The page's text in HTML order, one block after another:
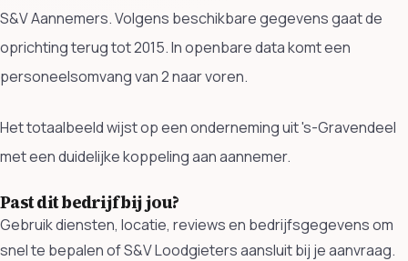
S&V Aannemers. Volgens beschikbare gegevens gaat de
oprichting terug tot 2015. In openbare data komt een
personeelsomvang van 2 naar voren.
Het totaalbeeld wijst op een onderneming uit 's-Gravendeel
met een duidelijke koppeling aan aannemer.
Past dit bedrijf bij jou?
Gebruik diensten, locatie, reviews en bedrijfsgegevens om
snel te bepalen of S&V Loodgieters aansluit bij je aanvraag.